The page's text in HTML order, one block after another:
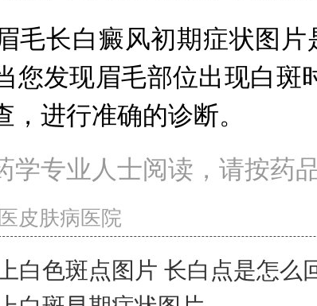
长白癜风初期症状图片
您发现眉毛部位出现白
进行准确的诊断。
学专业人士阅读，请按药
皮肤病医院
白色斑点图片 长白点是怎么